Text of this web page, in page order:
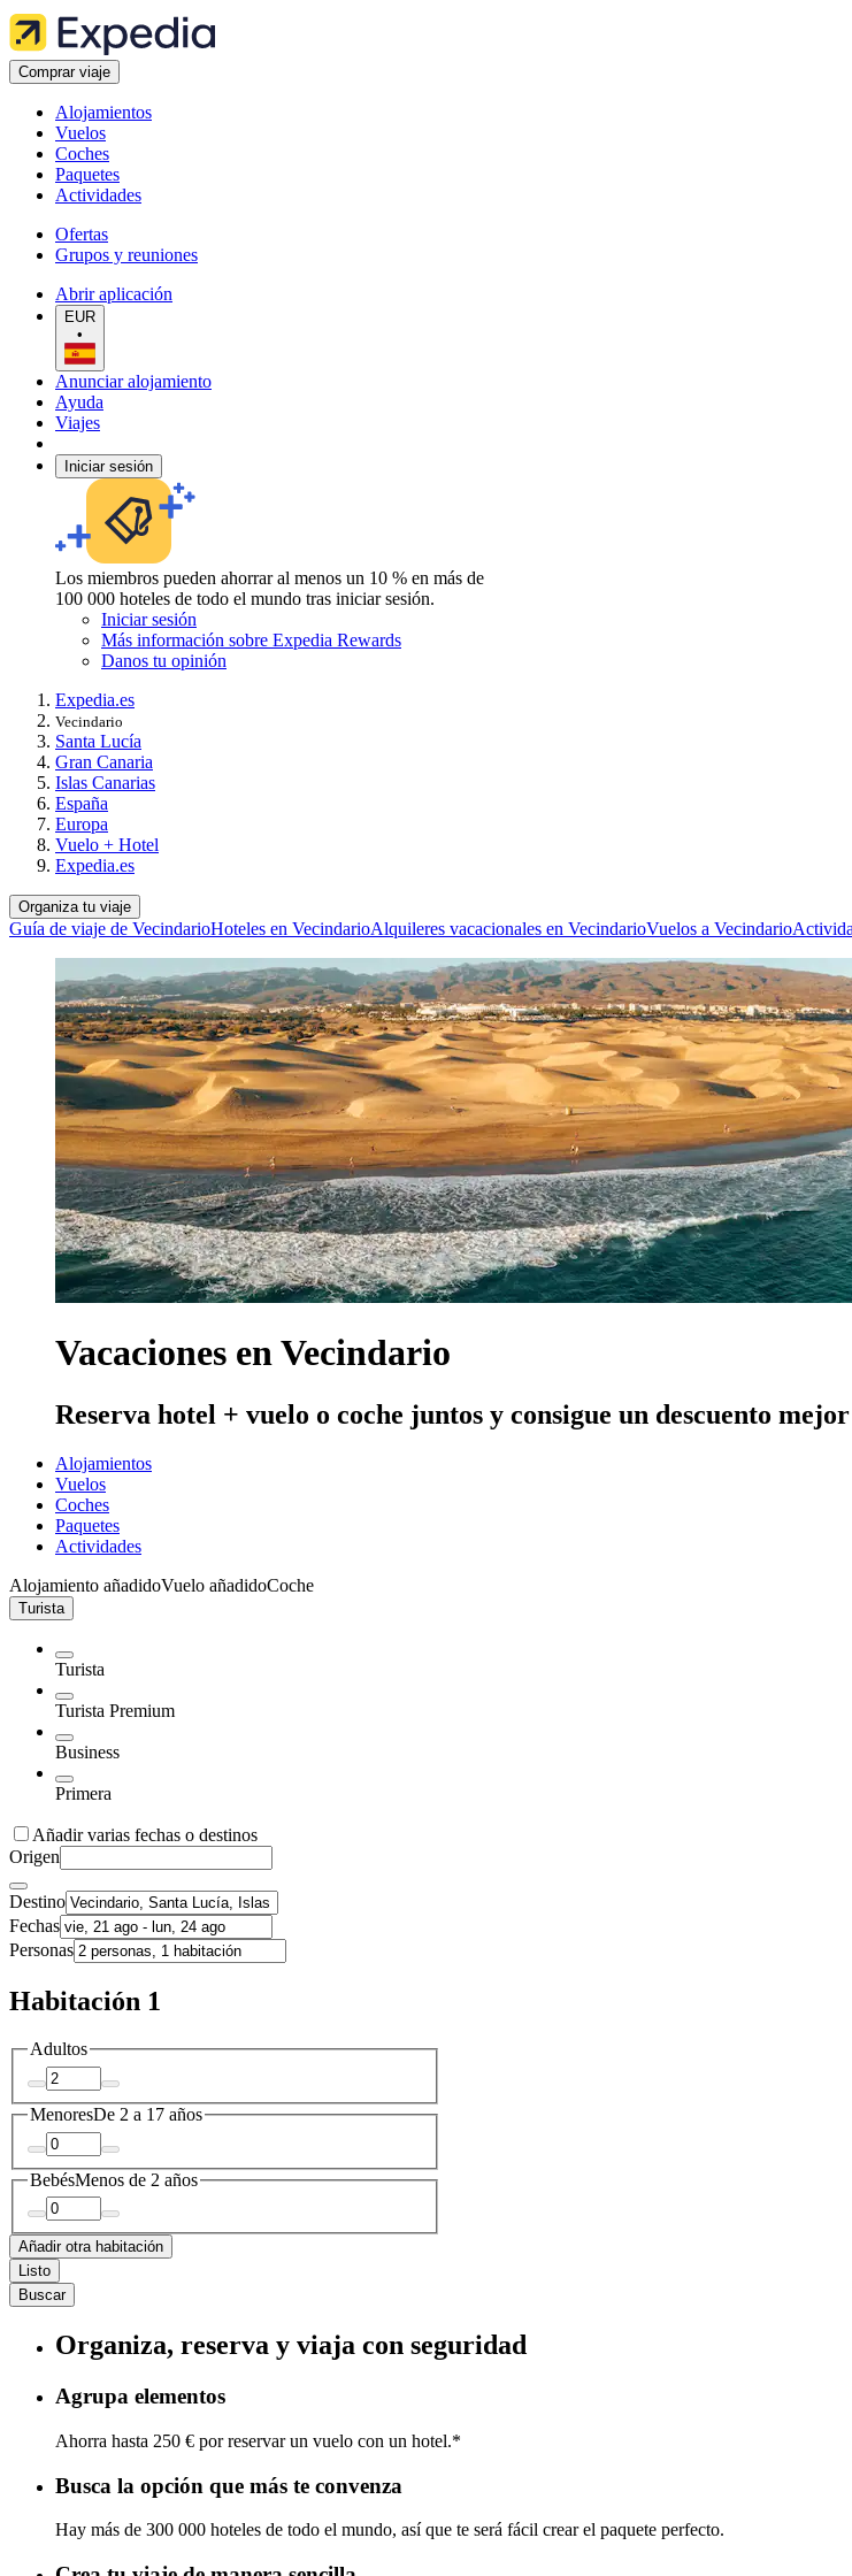
Comprar viaje
Alojamientos
Vuelos
Coches
Paquetes
Actividades
Ofertas
Grupos y reuniones
Abrir aplicación
EUR
•
Anunciar alojamiento
Ayuda
Viajes
Iniciar sesión
Los miembros pueden ahorrar al menos un 10 % en más de
100 000 hoteles de todo el mundo tras iniciar sesión.
Iniciar sesión
Más información sobre Expedia Rewards
Danos tu opinión
Expedia.es
Vecindario
Santa Lucía
Gran Canaria
Islas Canarias
España
Europa
Vuelo + Hotel
Expedia.es
Organiza tu viaje
Guía de viaje de VecindarioHoteles en VecindarioAlquileres vacacionales en VecindarioVuelos a Vecindario
Vacaciones en Vecindario
Reserva hotel + vuelo o coche juntos y consigue un descuento mejor
Alojamientos
Vuelos
Coches
Paquetes
Actividades
Alojamiento añadidoVuelo añadidoCoche
Turista
Turista
Turista Premium
Business
Primera
Añadir varias fechas o destinos
Origen
Destino
Fechas
Personas
Habitación 1
Adultos
MenoresDe 2 a 17 años
BebésMenos de 2 años
Añadir otra habitación
Listo
Buscar
Organiza, reserva y viaja con seguridad
Agrupa elementos
Ahorra hasta 250 € por reservar un vuelo con un hotel.*
Busca la opción que más te convenza
Hay más de 300 000 hoteles de todo el mundo, así que te será fácil crear el paquete perfecto.